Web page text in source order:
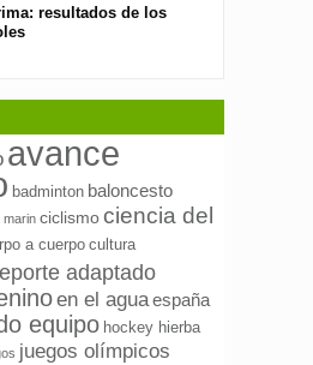
resultados de los
avance
badminton baloncesto
marin ciclismociencia del
a cuerpo cultura
adaptado
en el aguaespaña
equipo hockey hierba
juegos olímpicos